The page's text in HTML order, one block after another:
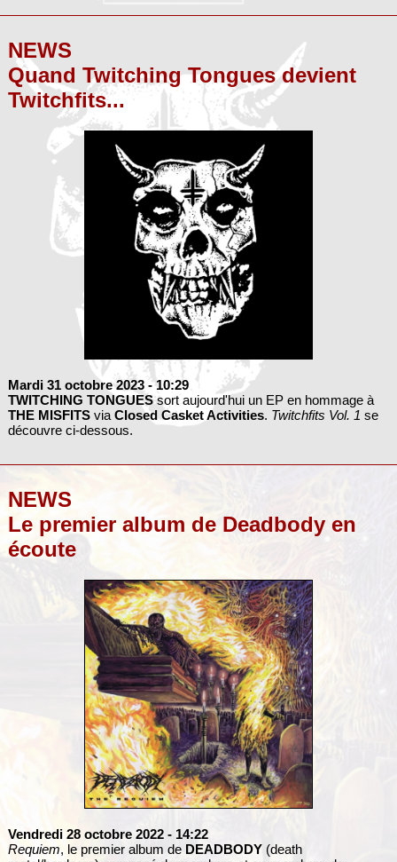
NEWS
Quand Twitching Tongues devient
Twitchfits...
Mardi 31 octobre 2023 - 10:29
TWITCHING TONGUESsort aujourd'hui un EP en hommage à
THE MISFITSvia Closed Casket Activities. Twitchfits Vol. 1 se
découvre ci-dessous.
NEWS
Le premier album de Deadbody en
écoute
Vendredi 28 octobre 2022 - 14:22
Requiem, le premier album de DEADBODY(death